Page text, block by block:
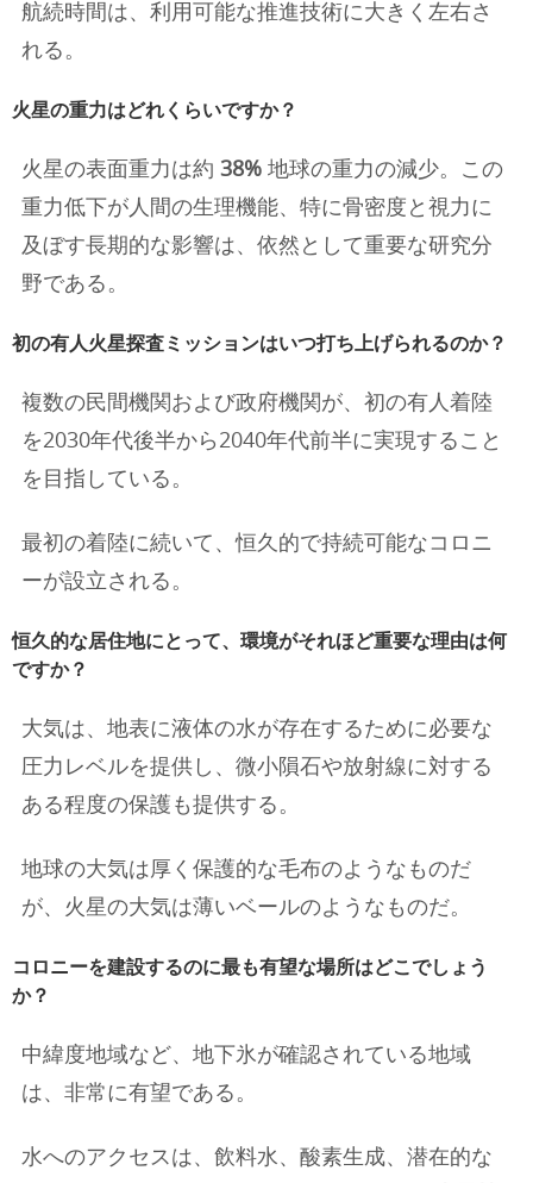
航続時間は、利用可能な推進技術に大きく左右さ
れる。
火星の重力はどれくらいですか？
火星の表面重力は約 38% 地球の重力の減少。この
重力低下が人間の生理機能、特に骨密度と視力に
及ぼす長期的な影響は、依然として重要な研究分
野である。
初の有人火星探査ミッションはいつ打ち上げられるのか？
複数の民間機関および政府機関が、初の有人着陸
を2030年代後半から2040年代前半に実現すること
を目指している。
最初の着陸に続いて、恒久的で持続可能なコロニ
ーが設立される。
恒久的な居住地にとって、環境がそれほど重要な理由は何
ですか？
大気は、地表に液体の水が存在するために必要な
圧力レベルを提供し、微小隕石や放射線に対する
ある程度の保護も提供する。
地球の大気は厚く保護的な毛布のようなものだ
が、火星の大気は薄いベールのようなものだ。
コロニーを建設するのに最も有望な場所はどこでしょう
か？
中緯度地域など、地下氷が確認されている地域
は、非常に有望である。
水へのアクセスは、飲料水、酸素生成、潜在的な